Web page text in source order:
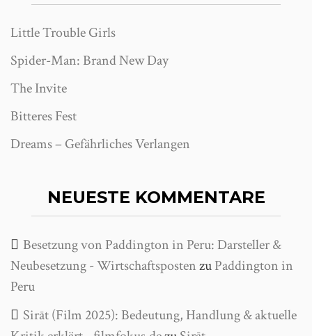
Little Trouble Girls
Spider-Man: Brand New Day
The Invite
Bitteres Fest
Dreams – Gefährliches Verlangen
NEUESTE KOMMENTARE
Besetzung von Paddington in Peru: Darsteller &
Neubesetzung - WirtschaftspostenzuPaddington in
Peru
Sirāt (Film 2025): Bedeutung, Handlung & aktuelle